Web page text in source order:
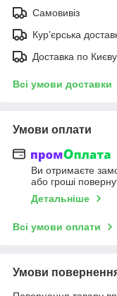
Самовивіз
Курʼєрська
Доставка по
Всі умови доставки
Умови оплати
Ви отримаєте
або гроші
Детальніше
Всі умови оплати
Умови